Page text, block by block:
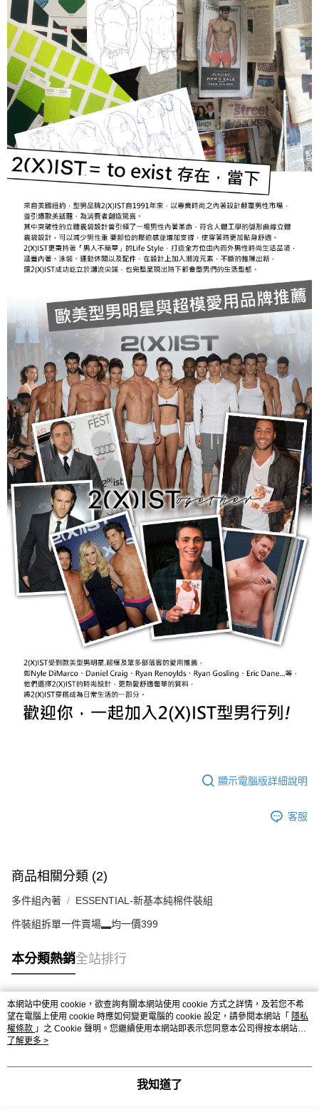
顯示電腦版詳細說明
客服
商品相關分類 (2)
多件組內著 ESSENTIAL-新基本純棉件裝組
件裝組拆單一件賣場▂均一價399
本分類熱銷全站排行
熱門標籤
本網站中使用 cookie，欲查詢有關本網站使用 cookie 方式之詳情，及若您不希
望在電腦上使用 cookie 時應如何變更電腦的 cookie 設定，請參閱本網站「 隱私
權條款 」之 Cookie 聲明。您繼續使用本網站即表示您同意本公司得按本網站使
用條款之 Cookie 聲明使用 cookie。
了解更多 >
我知道了